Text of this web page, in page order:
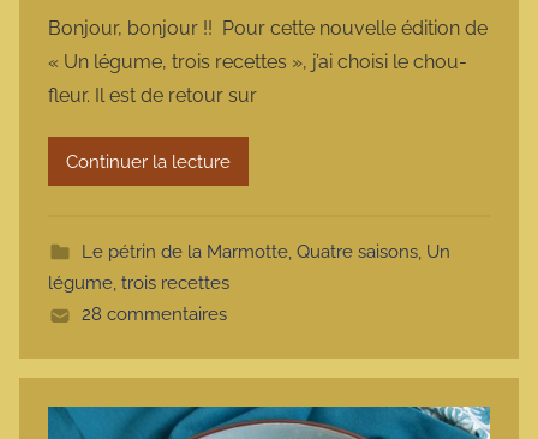
m
a
r
m
t
e
Bonjour, bonjour !! Pour cette nouvelle édition de
« Un légume, trois recettes », j’ai choisi le chou-
fleur. Il est de retour sur
Continuer la lecture
Le pétrin de la Marmotte, Quatre saisons, Un
légume, trois recettes
28 commentaires